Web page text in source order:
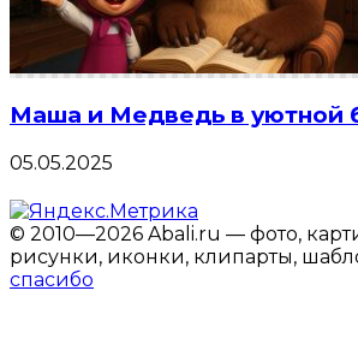
Маша и Медведь в уютной
05.05.2025
© 2010—2026 Abali.ru — фото,
рисунки, иконки, клипарты,
спасибо